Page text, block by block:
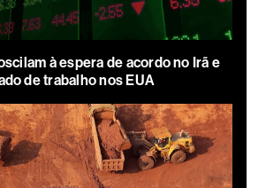
à espera de acordo no Irã e
de trabalho nos EUA